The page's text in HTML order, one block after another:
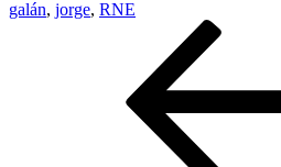
galán, jorge, RNE